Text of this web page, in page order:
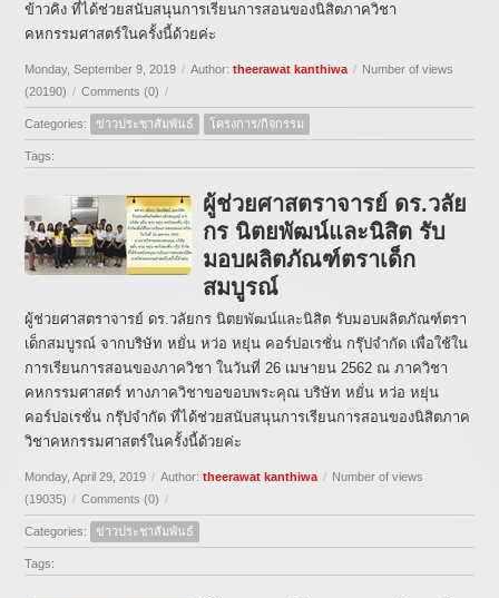
ข้าวคิง ที่ได้ช่วยสนับสนุนการเรียนการสอนของนิสิตภาควิชา
คหกรรมศาสตร์ในครั้งนี้ด้วยค่ะ
Monday, September 9, 2019 / Author:theerawat kanthiwa / Number of views
(20190) / Comments (0) /
Categories: ข่าวประชาสัมพันธ์ โครงการ/กิจกรรม
Tags:
ผู้ช่วยศาสตราจารย์ ดร.วลัย
กร นิตยพัฒน์และนิสิต รับ
มอบผลิตภัณฑ์ตราเด็ก
สมบูรณ์
ผู้ช่วยศาสตราจารย์ ดร.วลัยกร นิตยพัฒน์และนิสิต รับมอบผลิตภัณฑ์ตรา
เด็กสมบูรณ์ จากบริษัท หยั่น หว่อ หยุ่น คอร์ปอเรชั่น กรุ๊ปจำกัด เพื่อใช้ใน
การเรียนการสอนของภาควิชา ในวันที่ 26 เมษายน 2562 ณ ภาควิชา
คหกรรมศาสตร์ ทางภาควิชาขอขอบพระคุณ บริษัท หยั่น หว่อ หยุ่น
คอร์ปอเรชั่น กรุ๊ปจำกัด ที่ได้ช่วยสนับสนุนการเรียนการสอนของนิสิตภาค
วิชาคหกรรมศาสตร์ในครั้งนี้ด้วยค่ะ
Monday, April 29, 2019 / Author:theerawat kanthiwa / Number of views
(19035) / Comments (0) /
Categories: ข่าวประชาสัมพันธ์
Tags: